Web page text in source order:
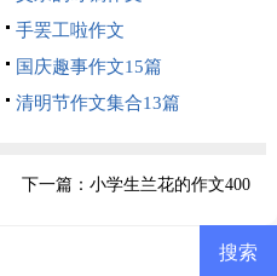
手罢工啦作文
国庆趣事作文15篇
清明节作文集合13篇
下一篇：小学生兰花的作文400
字